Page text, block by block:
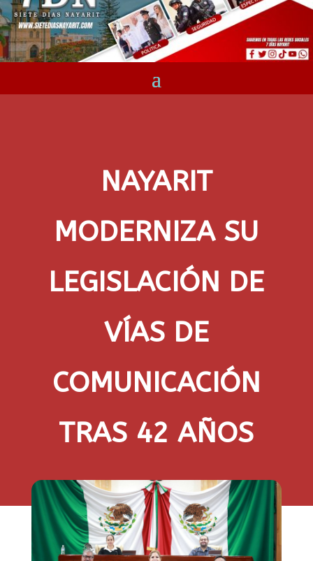
NAYARIT
MODERNIZA SU
LEGISLACIÓN DE
VÍAS DE
COMUNICACIÓN
TRAS 42 AÑOS